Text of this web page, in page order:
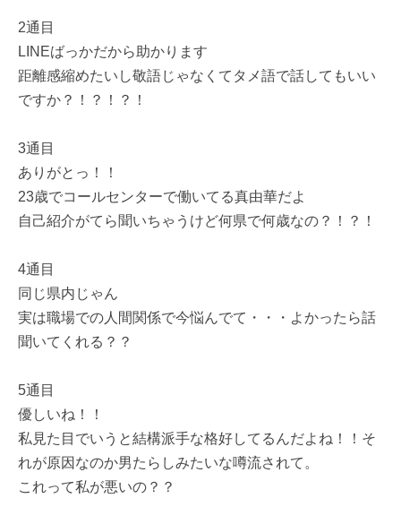
2通目
LINEばっかだから助かります
距離感縮めたいし敬語じゃなくてタメ語で話してもいい
ですか？！？！？！
3通目
ありがとっ！！
23歳でコールセンターで働いてる真由華だよ
自己紹介がてら聞いちゃうけど何県で何歳なの？！？！
4通目
同じ県内じゃん
実は職場での人間関係で今悩んでて・・・よかったら話
聞いてくれる？？
5通目
優しいね！！
私見た目でいうと結構派手な格好してるんだよね！！そ
れが原因なのか男たらしみたいな噂流されて。
これって私が悪いの？？